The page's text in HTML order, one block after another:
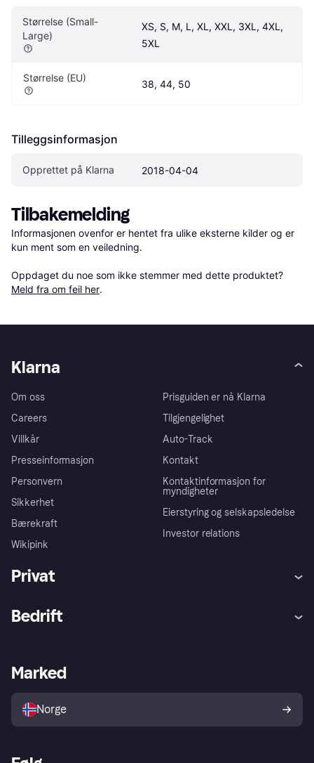
Størrelse (Small-
Large)
XS, S, M, L, XL, XXL, 3XL, 4XL,
5XL
Størrelse (EU)
38, 44, 50
Tilleggsinformasjon
Opprettet på Klarna 2018-04-04
Tilbakemelding
Informasjonen ovenfor er hentet fra ulike eksterne kilder og er
kun ment som en veiledning.
Oppdaget du noe som ikke stemmer med dette produktet?
Meld fra om feil her.
Klarna
Om oss
Careers
Villkår
Presseinformasjon
Personvern
Sikkerhet
Bærekraft
Wikipink
Prisguiden er nå Klarna
Tilgjengelighet
Auto-Track
Kontakt
Kontaktinformasjon for
myndigheter
Eierstyring og selskapsledelse
Investor relations
Privat
Utforsk butikker
Bedrift
Merchant portal
Marked
Norge